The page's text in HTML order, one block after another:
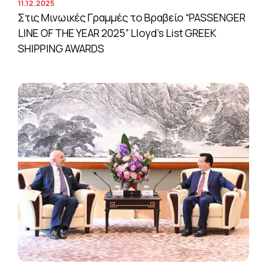
11.12.2025
Στις Μινωικές Γραμμές το Βραβείο “PASSENGER
LINE OF THE YEAR 2025” Lloyd’s List GREEK
SHIPPING AWARDS